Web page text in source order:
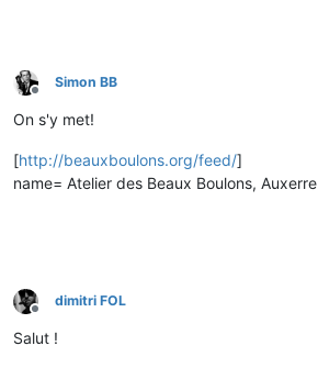
Hors-ligne
Simon BB
On s'y met!
[http://beauxboulons.org/feed/]
name= Atelier des Beaux Boulons, Auxerre
Hors-ligne
dimitri FOL
Salut !